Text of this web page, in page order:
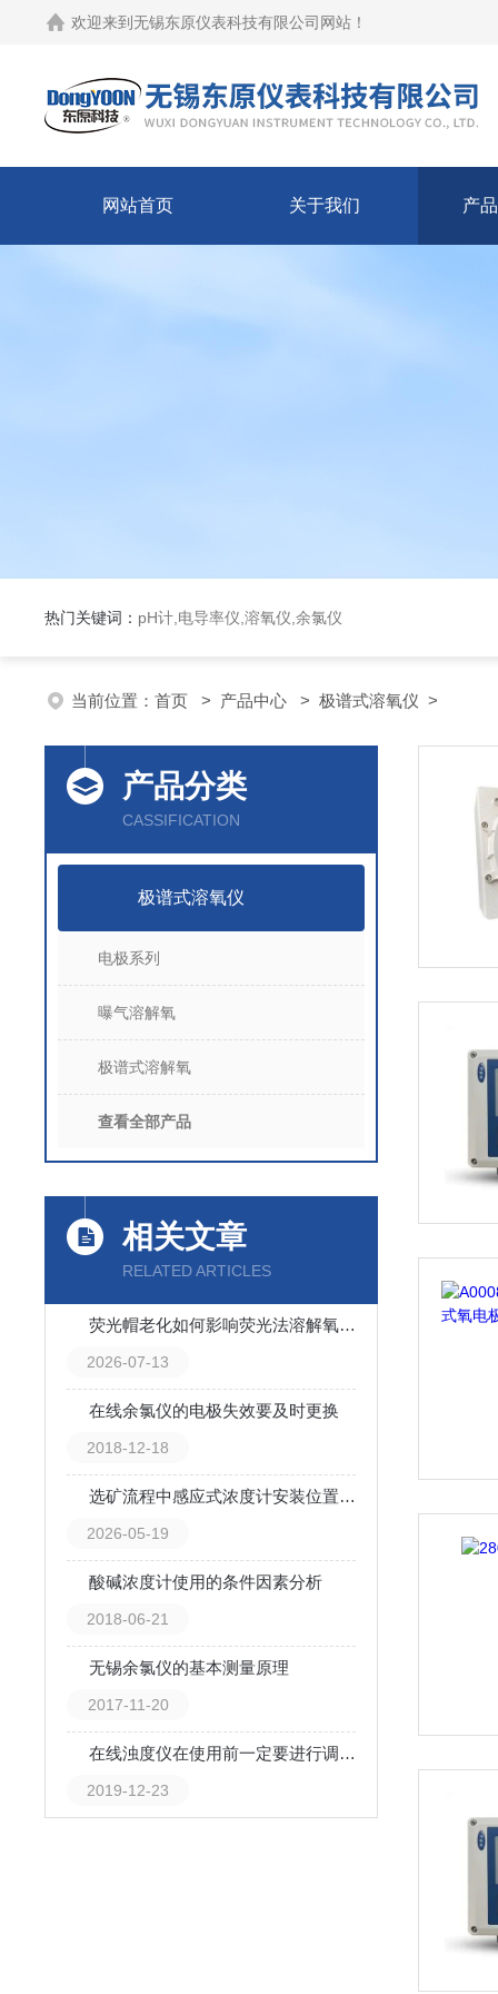
欢迎来到 无锡东原仪表科技有限公司网站 ！
网站首页 关于我们 产
热门关键词： pH计,电导率仪,溶氧仪,余氯仪
当前位置： 首页 > 产品中心 > 极谱式溶氧仪 >
产品分类
CASSIFICATION
极谱式溶氧仪
电极系列
曝气溶解氧
极谱式溶解氧
查看全部产品
相关文章
RELATED ARTICLES
荧光帽老化如何影响荧光法溶解氧数据？更换周期解读
2026-07-13
在线余氯仪的电极失效要及时更换
2018-12-18
选矿流程中感应式浓度计安装位置对测量误差的影响
2026-05-19
酸碱浓度计使用的条件因素分析
2018-06-21
无锡余氯仪的基本测量原理
2017-11-20
在线浊度仪在使用前一定要进行调零和调跨距
2019-12-23